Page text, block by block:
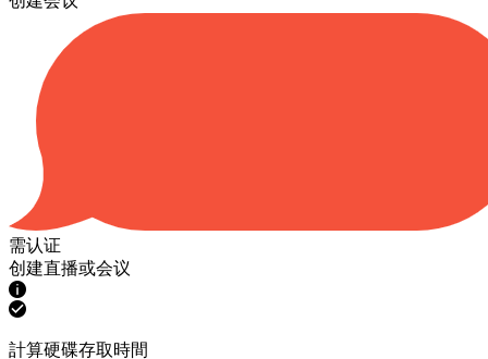
需认证
创建直播或会议
計算硬碟存取時間